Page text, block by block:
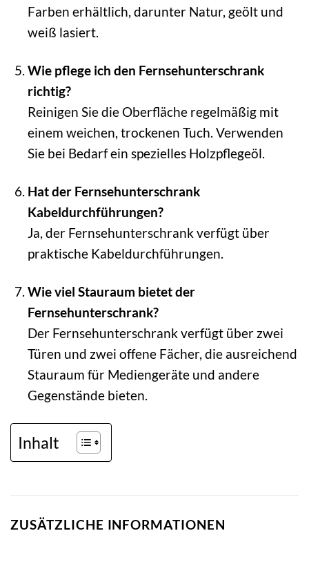
Farben erhältlich, darunter Natur, geölt und
weiß lasiert.
Wie pflege ich den Fernsehunterschrank
richtig?
Reinigen Sie die Oberfläche regelmäßig mit
einem weichen, trockenen Tuch. Verwenden
Sie bei Bedarf ein spezielles Holzpflegeöl.
Hat der Fernsehunterschrank
Kabeldurchführungen?
Ja, der Fernsehunterschrank verfügt über
praktische Kabeldurchführungen.
Wie viel Stauraum bietet der
Fernsehunterschrank?
Der Fernsehunterschrank verfügt über zwei
Türen und zwei offene Fächer, die ausreichend
Stauraum für Mediengeräte und andere
Gegenstände bieten.
Inhalt
ZUSÄTZLICHE INFORMATIONEN